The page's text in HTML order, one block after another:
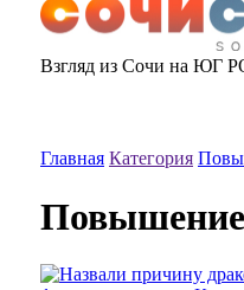
Взгляд из Сочи на ЮГ
Главная Категория